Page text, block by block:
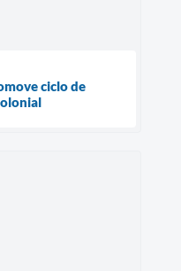
ciclo de